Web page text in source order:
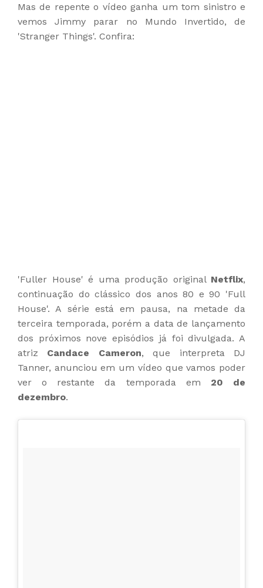
Mas de repente o vídeo ganha um tom sinistro e
vemos Jimmy parar no Mundo Invertido, de
'Stranger Things'. Confira:
'Fuller House' é uma produção original Netflix,
continuação do clássico dos anos 80 e 90 'Full
House'. A série está em pausa, na metade da
terceira temporada, porém a data de lançamento
dos próximos nove episódios já foi divulgada. A
atriz Candace Cameron, que interpreta DJ
Tanner, anunciou em um vídeo que vamos poder
ver o restante da temporada em 20 de
dezembro.